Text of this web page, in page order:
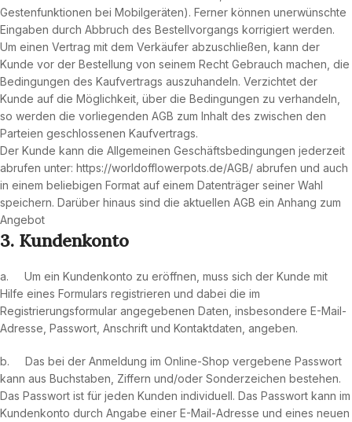
Gestenfunktionen bei Mobilgeräten). Ferner können unerwünschte
Eingaben durch Abbruch des Bestellvorgangs korrigiert werden.
Um einen Vertrag mit dem Verkäufer abzuschließen, kann der
Kunde vor der Bestellung von seinem Recht Gebrauch machen, die
Bedingungen des Kaufvertrags auszuhandeln. Verzichtet der
Kunde auf die Möglichkeit, über die Bedingungen zu verhandeln,
so werden die vorliegenden AGB zum Inhalt des zwischen den
Parteien geschlossenen Kaufvertrags.
Der Kunde kann die Allgemeinen Geschäftsbedingungen jederzeit
abrufen unter: https://worldofflowerpots.de/AGB/ abrufen und auch
in einem beliebigen Format auf einem Datenträger seiner Wahl
speichern. Darüber hinaus sind die aktuellen AGB ein Anhang zum
Angebot
3. Kundenkonto
a. Um ein Kundenkonto zu eröffnen, muss sich der Kunde mit
Hilfe eines Formulars registrieren und dabei die im
Registrierungsformular angegebenen Daten, insbesondere E-Mail-
Adresse, Passwort, Anschrift und Kontaktdaten, angeben.
b. Das bei der Anmeldung im Online-Shop vergebene Passwort
kann aus Buchstaben, Ziffern und/oder Sonderzeichen bestehen.
Das Passwort ist für jeden Kunden individuell. Das Passwort kann im
Kundenkonto durch Angabe einer E-Mail-Adresse und eines neuen